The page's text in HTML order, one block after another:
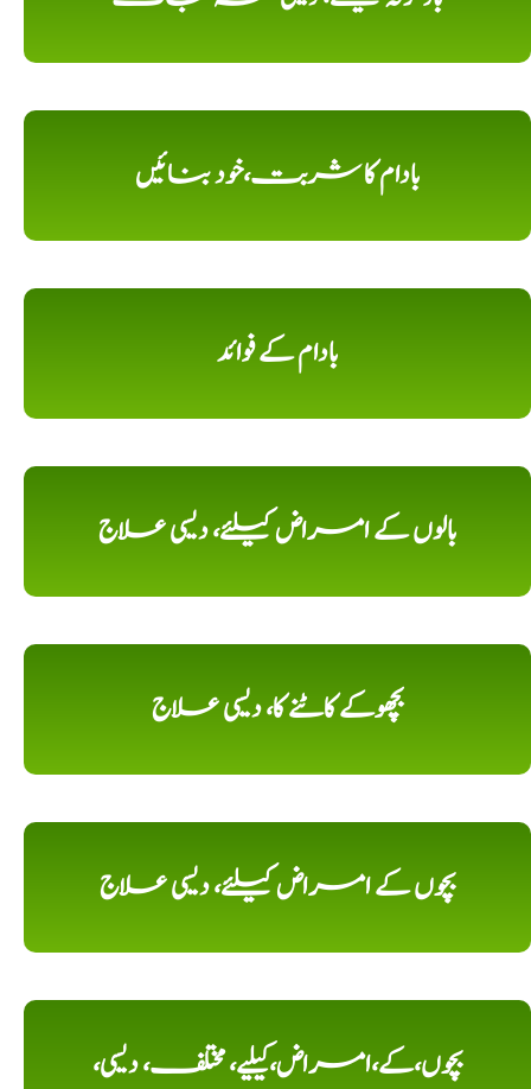
بادام کا شربت،خود بنائیں
بادام کے فوائد
بالوں کے امراض کیلئے، دیسی علاج
بچھوکے کاٹنے کا، دیسی علاج
بچوں کے امراض کیلئے، دیسی علاج
بچوں،کے،امراض،کیلیے، مختلف، دیسی،